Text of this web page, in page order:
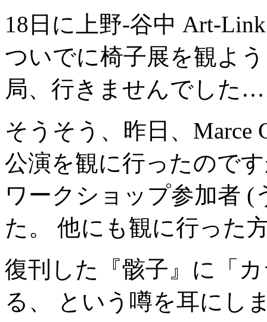
18日に上野-谷中 Art-
ついでに椅子展を観よ
局、行きませんでした
そうそう、昨日、Marce
公演を観に行ったので
ワークショップ参加者 (
た。 他にも観に行った
復刊した『骸子』に「
る、 という噂を耳にし